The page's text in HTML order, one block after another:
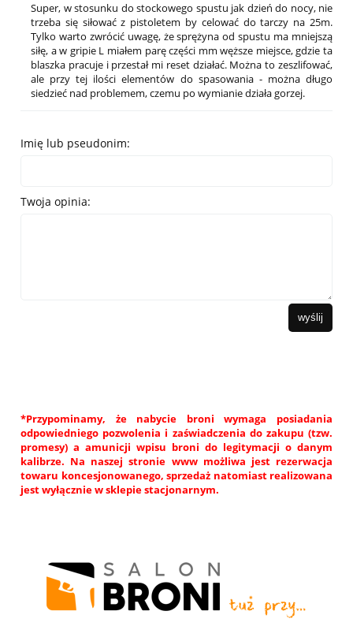
Super, w stosunku do stockowego spustu jak dzień do nocy, nie
trzeba się siłować z pistoletem by celować do tarczy na 25m.
Tylko warto zwrócić uwagę, że sprężyna od spustu ma mniejszą
siłę, a w gripie L miałem parę części mm węższe miejsce, gdzie ta
blaszka pracuje i przestał mi reset działać. Można to zeszlifować,
ale przy tej ilości elementów do spasowania - można długo
siedzieć nad problemem, czemu po wymianie działa gorzej.
Imię lub pseudonim:
Twoja opinia:
wyślij
*Przypominamy, że nabycie broni wymaga posiadania
odpowiedniego pozwolenia i zaświadczenia do zakupu (tzw.
promesy) a amunicji wpisu broni do legitymacji o danym
kalibrze. Na naszej stronie www możliwa jest rezerwacja
towaru koncesjonowanego, sprzedaż natomiast realizowana
jest wyłącznie w sklepie stacjonarnym.